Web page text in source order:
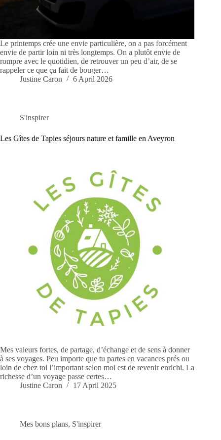
Le printemps crée une envie particulière, on a pas forcément
envie de partir loin ni très longtemps. On a plutôt envie de
rompre avec le quotidien, de retrouver un peu d’air, de se
rappeler ce que ça fait de bouger…
Justine Caron
6 April 2026
S'inspirer
Les Gîtes de Tapies séjours nature et famille en Aveyron
Mes valeurs fortes, de partage, d’échange et de sens à donner
à ses voyages. Peu importe que tu partes en vacances prés ou
loin de chez toi l’important selon moi est de revenir enrichi. La
richesse d’un voyage passe certes…
Justine Caron
17 April 2025
Mes bons plans, S'inspirer